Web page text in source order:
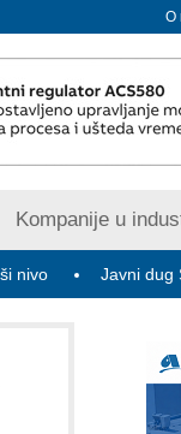
O
Kompanije u
Javni dug Srbije na